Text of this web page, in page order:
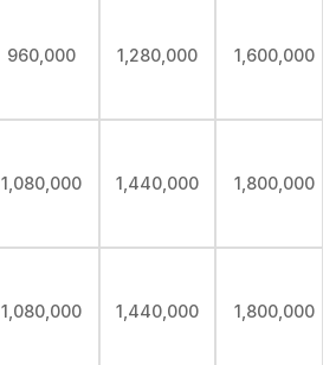
960,000 1,280,000 1,600,000
1,080,000 1,440,000 1,800,000
1,080,000 1,440,000 1,800,000